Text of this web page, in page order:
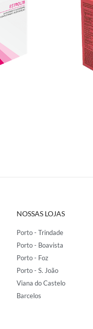
NOSSAS LOJAS
Porto - Trindade
Porto - Boavista
Porto - Foz
Porto - S. João
Viana do Castelo
Barcelos